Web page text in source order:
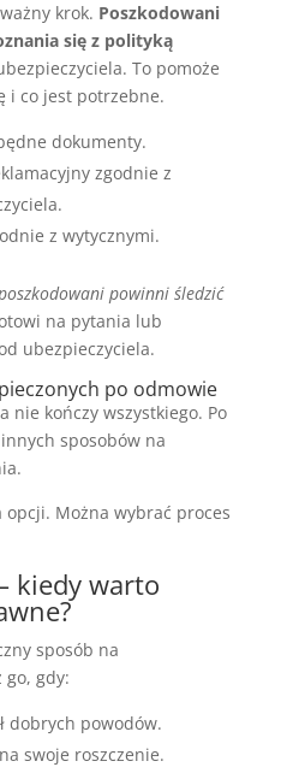
krok. Poszkodowani
się z polityką
To pomoże
i co jest potrzebne.
dokumenty.
zgodnie z
z wytycznymi.
powinni śledzić
na pytania lub
ubezpieczyciela.
po odmowie
nie kończy wszystkiego. Po
sposobów na
Można wybrać proces
kiedy warto
sposób na
go, gdy:
dobrych powodów.
swoje roszczenie.